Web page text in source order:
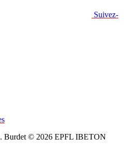
Suivez-
Burdet © 2026 EPFL IBETON